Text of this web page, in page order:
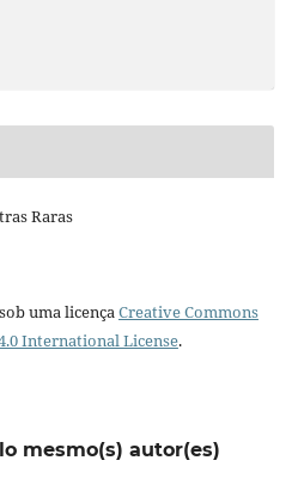
Raras
uma licençaCreative Commons
International License.
mesmo(s) autor(es)